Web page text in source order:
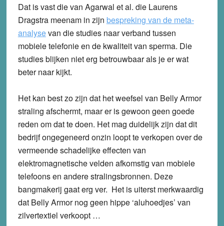
Dat is vast die van Agarwal et al. die Laurens
Dragstra meenam in zijn bespreking van de meta-
analysevan die studies naar verband tussen
mobiele telefonie en de kwaliteit van sperma. Die
studies blijken niet erg betrouwbaar als je er wat
beter naar kijkt.
Het kan best zo zijn dat het weefsel van Belly Armor
straling afschermt, maar er is gewoon geen goede
reden om dat te doen. Het mag duidelijk zijn dat dit
bedrijf ongegeneerd onzin loopt te verkopen over de
vermeende schadelijke effecten van
elektromagnetische velden afkomstig van mobiele
telefoons en andere stralingsbronnen. Deze
bangmakerij gaat erg ver. Het is uiterst merkwaardig
dat Belly Armor nog geen hippe ‘aluhoedjes’ van
zilvertextiel verkoopt …